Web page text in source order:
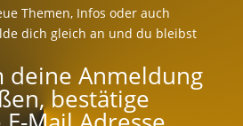
Themen, Infos oder auch
dich gleich an und du bleibst
deine Anmeldung
bestätige